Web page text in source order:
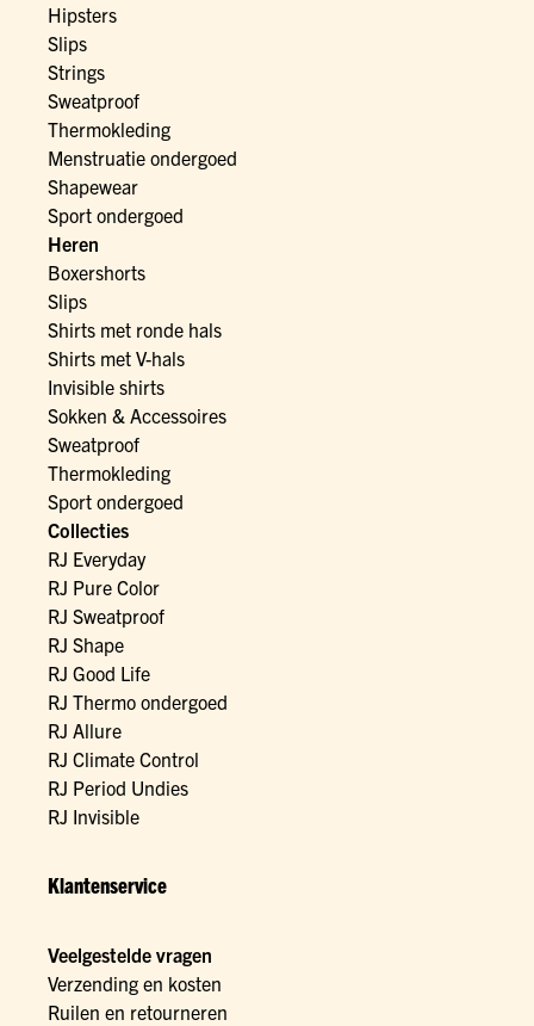
Hipsters
Slips
Strings
Sweatproof
Thermokleding
Menstruatie ondergoed
Shapewear
Sport ondergoed
Heren
Boxershorts
Slips
Shirts met ronde hals
Shirts met V-hals
Invisible shirts
Sokken & Accessoires
Sweatproof
Thermokleding
Sport ondergoed
Collecties
RJ Everyday
RJ Pure Color
RJ Sweatproof
RJ Shape
RJ Good Life
RJ Thermo ondergoed
RJ Allure
RJ Climate Control
RJ Period Undies
RJ Invisible
Klantenservice
Veelgestelde vragen
Verzending en kosten
Ruilen en retourneren